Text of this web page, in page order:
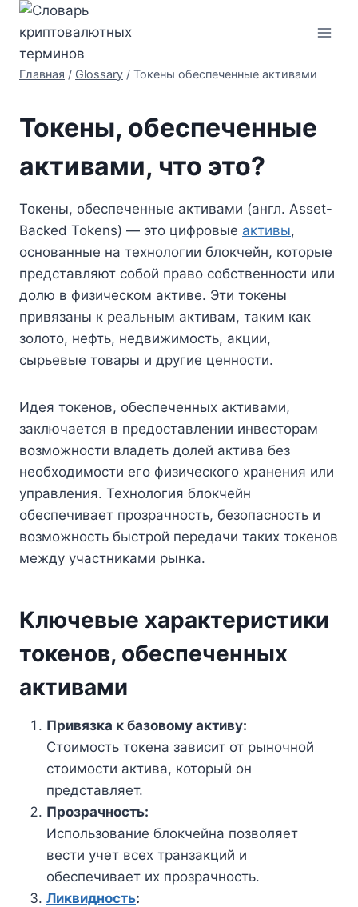
Перейти
содержимому
Главная / Glossary / Токены обеспеченные активами
Токены, обеспеченные
активами, что это?
Токены, обеспеченные активами (англ. Asset-
Backed Tokens) — это цифровые активы,
основанные на технологии блокчейн, которые
представляют собой право собственности или
долю в физическом активе. Эти токены
привязаны к реальным активам, таким как
золото, нефть, недвижимость, акции,
сырьевые товары и другие ценности.
Идея токенов, обеспеченных активами,
заключается в предоставлении инвесторам
возможности владеть долей актива без
необходимости его физического хранения или
управления. Технология блокчейн
обеспечивает прозрачность, безопасность и
возможность быстрой передачи таких токенов
между участниками рынка.
Ключевые характеристики
токенов, обеспеченных
активами
Привязка к базовому активу:
Стоимость токена зависит от рыночной
стоимости актива, который он
представляет.
Прозрачность:
Использование блокчейна позволяет
вести учет всех транзакций и
обеспечивает их прозрачность.
Ликвидность: